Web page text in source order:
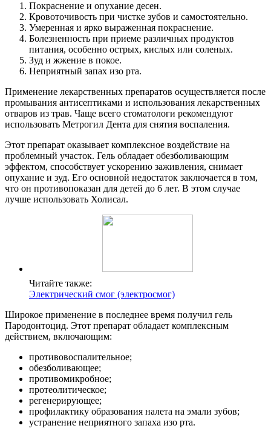
Покраснение и опухание десен.
Кровоточивость при чистке зубов и самостоятельно.
Умеренная и ярко выраженная покраснение.
Болезненность при приеме различных продуктов
питания, особенно острых, кислых или соленых.
Зуд и жжение в покое.
Неприятный запах изо рта.
Применение лекарственных препаратов осуществляется после
промывания антисептиками и использования лекарственных
отваров из трав. Чаще всего стоматологи рекомендуют
использовать Метрогил Дента для снятия воспаления.
Этот препарат оказывает комплексное воздействие на
проблемный участок. Гель обладает обезболивающим
эффектом, способствует ускорению заживления, снимает
опухание и зуд. Его основной недостаток заключается в том,
что он противопоказан для детей до 6 лет. В этом случае
лучше использовать Холисал.
Читайте также:
Электрический смог (электросмог)
Широкое применение в последнее время получил гель
Пародонтоцид. Этот препарат обладает комплексным
действием, включающим:
противовоспалительное;
обезболивающее;
противомикробное;
протеолитическое;
регенерирующее;
профилактику образования налета на эмали зубов;
устранение неприятного запаха изо рта.